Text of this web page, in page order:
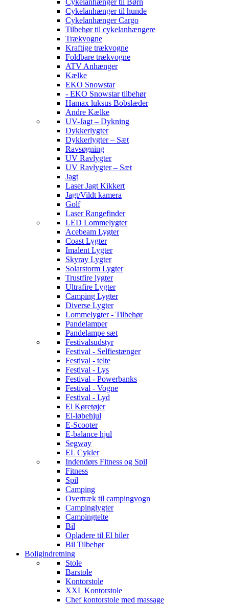
Cykelanhænger til Børn
Cykelanhænger til hunde
Cykelanhænger Cargo
Tilbehør til cykelanhængere
Trækvogne
Kraftige trækvogne
Foldbare trækvogne
ATV Anhænger
Kælke
EKO Snowstar
- EKO Snowstar tilbehør
Hamax luksus Bobslæder
Andre Kælke
UV-Jagt – Dykning
Dykkerlygter
Dykkerlygter – Sæt
Ravsøgning
UV Ravlygter
UV Ravlygter – Sæt
Jagt
Laser Jagt Kikkert
Jagt/Vildt kamera
Golf
Laser Rangefinder
LED Lommelygter
Acebeam Lygter
Coast Lygter
Imalent Lygter
Skyray Lygter
Solarstorm Lygter
Trustfire lygter
Ultrafire Lygter
Camping Lygter
Diverse Lygter
Lommelygter - Tilbehør
Pandelamper
Pandelampe sæt
Festivalsudstyr
Festival - Selfiestænger
Festival - telte
Festival - Lys
Festival - Powerbanks
Festival - Vogne
Festival - Lyd
El Køretøjer
El-løbehjul
E-Scooter
E-balance hjul
Segway
EL Cykler
Indendørs Fitness og Spil
Fitness
Spil
Camping
Overtræk til campingvogn
Campinglygter
Campingtelte
Bil
Opladere til El biler
Bil Tilbehør
Boligindretning
Stole
Barstole
Kontorstole
XXL Kontorstole
Chef kontorstole med massage